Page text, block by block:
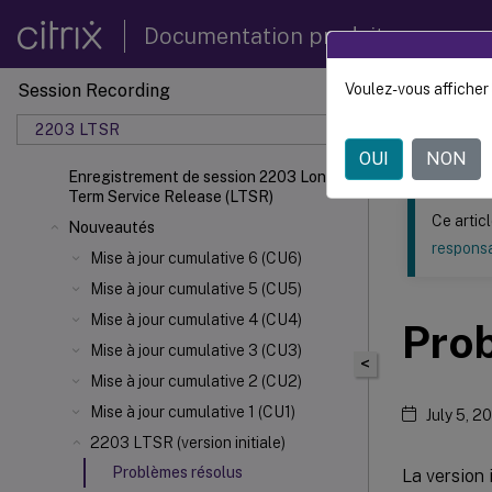
Documentation produit
Session Recording
2203 LTSR
Enregistrement de session 2203 Long
Term Service Release (LTSR)
Nouveautés
Mise à jour cumulative 6 (CU6)
Mise à jour cumulative 5 (CU5)
Mise à jour cumulative 4 (CU4)
Mise à jour cumulative 3 (CU3)
Mise à jour cumulative 2 (CU2)
Mise à jour cumulative 1 (CU1)
2203 LTSR (version initiale)
Problèmes résolus
Ce contenu a
<
Ce
July 5,
La version
Voulez-vous
OUI NON